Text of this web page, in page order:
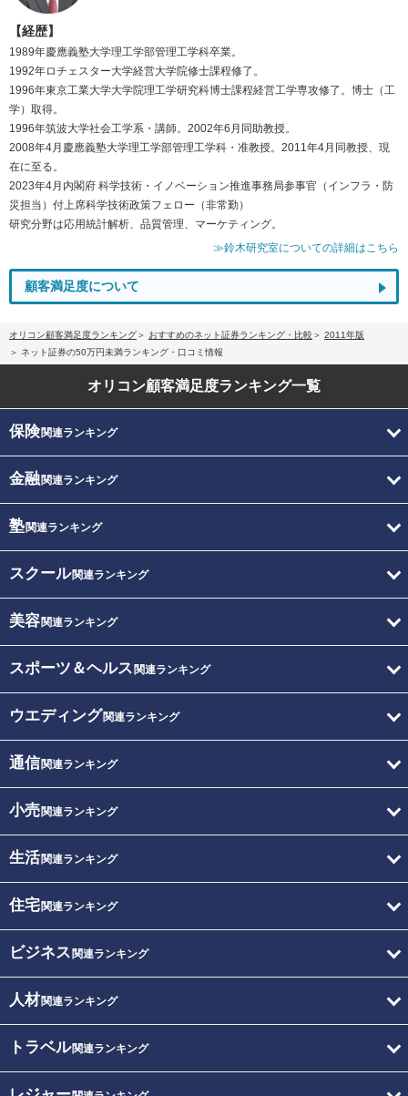
【経歴】
1989年慶應義塾大学理工学部管理工学科卒業。
1992年ロチェスター大学経営大学院修士課程修了。
1996年東京工業大学大学院理工学研究科博士課程経営工学専攻修了。博士（工
学）取得。
1996年筑波大学社会工学系・講師。2002年6月同助教授。
2008年4月慶應義塾大学理工学部管理工学科・准教授。2011年4月同教授、現
在に至る。
2023年4月内閣府 科学技術・イノベーション推進事務局参事官（インフラ・防
災担当）付上席科学技術政策フェロー（非常勤）
研究分野は応用統計解析、品質管理、マーケティング。
≫鈴木研究室についての詳細はこちら
顧客満足度について
オリコン顧客満足度ランキング おすすめのネット証券ランキング・比較
2011年版
ネット証券の50万円未満ランキング・口コミ情報
オリコン顧客満足度ランキング一覧
保険関連ランキング
金融関連ランキング
塾関連ランキング
スクール関連ランキング
美容関連ランキング
スポーツ＆ヘルス 関連ランキング
ウエディング関連ランキング
通信関連ランキング
小売関連ランキング
生活関連ランキング
住宅関連ランキング
ビジネス 関連ランキング
人材関連ランキング
トラベル関連ランキング